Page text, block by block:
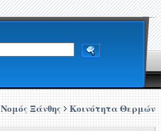
Νομός Ξάνθης Κοινότητα Θερμών